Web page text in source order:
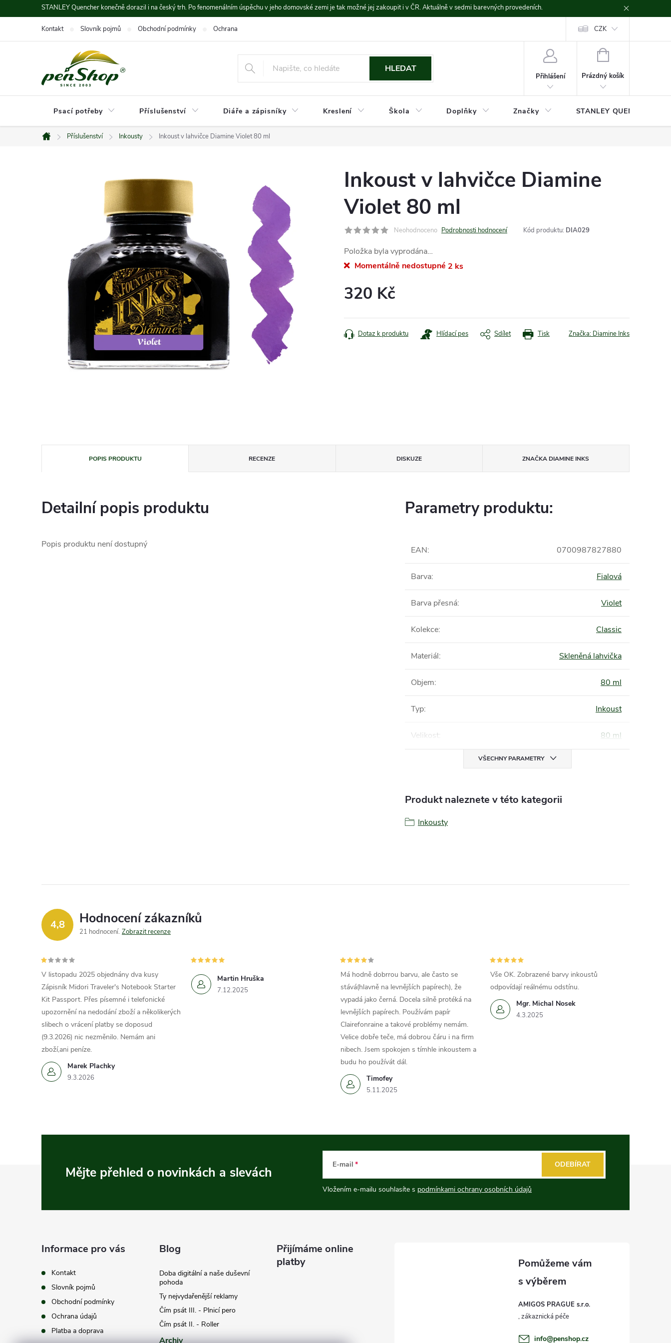
na
STANLEY Quencher konečně dorazil i na český trh. Po fenomenálním úspěchu v jeho domovské zemi je tak možné jej zakoupit i v ČR. Aktuálně v sedmi barevných provedeních.
Kontakt Slovník pojmů Obchodní podmínky Ochrana údajů CZK
HLEDAT
Přihlášení
NÁKUPNÍ
Prázdný košík
Psací potřeby Příslušenství Diáře a zápisníky Kreslení Škola Doplňky Značky STANLEY QUENCHER
Domů
Příslušenství Inkousty Inkoust v lahvičce Diamine Violet 80 ml
Inkoust v lahvičce Diamine
Violet 80 ml
Neohodnoceno Podrobnosti hodnocení Kód produktu: DIA029
Položka byla vyprodána…
Momentálně nedostupné 2 ks
320 Kč
cena:
Tisk
Dotaz k produktu Hlídací pes Sdílet Značka: Diamine Inks
POPIS PRODUKTU RECENZE DISKUZE ZNAČKA DIAMINE INKS
Detailní popis produktu
Popis produktu není dostupný
Parametry produktu:
EAN: 0700987827880
Barva: Fialová
Barva přesná: Violet
Kolekce: Classic
Materiál: Skleněná lahvička
Objem: 80 ml
Typ: Inkoust
Velikost: 80 ml
VŠECHNY PARAMETRY
Produkt naleznete v této kategorii
Inkousty
4,8 Hodnocení zákazníků
21 hodnocení Zobrazit recenze
Marek Plachky
9.3.2026
V listopadu 2025 objednány dva kusy
Zápisník Midori Traveler's Notebook Starter
Kit Passport. Přes písemné i telefonické
upozornění na nedodání zboží a několikerých
slibech o vrácení platby se doposud
(9.3.2026) nic nezměnilo. Nemám ani
zboží,ani peníze.
Martin Hruška
7.12.2025
Timofey
5.11.2025
Má hodně dobrrou barvu, ale často se
stává(hlavně na levnějších papírech), že
vypadá jako černá. Docela silně protéká na
levnějších papírech. Používám papír
Clairefonraine a takové problémy nemám.
Velice dobře teče, má dobrou čáru i na firm
nibech. Jsem spokojen s tímhle inkoustem a
budu ho používát dál.
Mgr. Michal Nosek
4.3.2025
Vše OK. Zobrazené barvy inkoustů
odpovídají reálnému odstínu.
Mějte přehled o novinkách a slevách E-mail
Vložením e-mailu souhlasíte s podmínkami ochrany osobních údajů
ODEBÍRAT
Informace pro vás
Kontakt
Slovník pojmů
Obchodní podmínky
Ochrana údajů
Platba a doprava
Blog
Doba digitální a naše duševní
pohoda
Ty nejvydařenější reklamy
Čím psát III. - Plnicí pero
Čím psát II. - Roller
Archiv
Přijímáme online
platby
AMIGOS PRAGUE s.r.o.
info@penshop.cz